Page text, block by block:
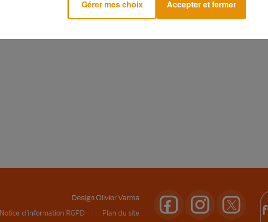
DesignOlivier Varma
Notice d’information RGPD Plan du site
Gérer mes choix Accepter et fermer